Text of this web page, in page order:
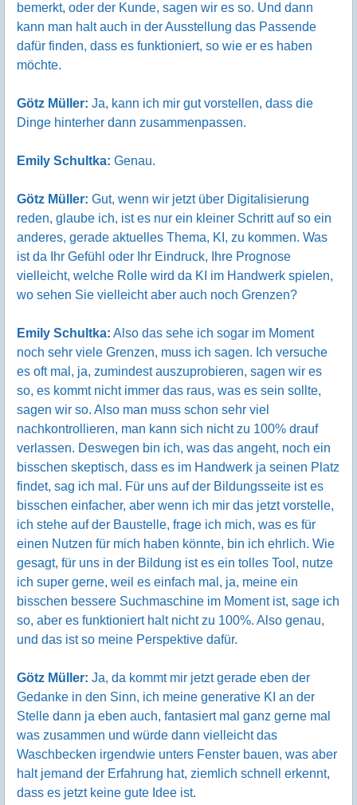
bemerkt, oder der Kunde, sagen wir es so. Und dann
kann man halt auch in der Ausstellung das Passende
dafür finden, dass es funktioniert, so wie er es haben
möchte.
Götz Müller: Ja, kann ich mir gut vorstellen, dass die
Dinge hinterher dann zusammenpassen.
Emily Schultka: Genau.
Götz Müller: Gut, wenn wir jetzt über Digitalisierung
reden, glaube ich, ist es nur ein kleiner Schritt auf so ein
anderes, gerade aktuelles Thema, KI, zu kommen. Was
ist da Ihr Gefühl oder Ihr Eindruck, Ihre Prognose
vielleicht, welche Rolle wird da KI im Handwerk spielen,
wo sehen Sie vielleicht aber auch noch Grenzen?
Emily Schultka: Also das sehe ich sogar im Moment
noch sehr viele Grenzen, muss ich sagen. Ich versuche
es oft mal, ja, zumindest auszuprobieren, sagen wir es
so, es kommt nicht immer das raus, was es sein sollte,
sagen wir so. Also man muss schon sehr viel
nachkontrollieren, man kann sich nicht zu 100% drauf
verlassen. Deswegen bin ich, was das angeht, noch ein
bisschen skeptisch, dass es im Handwerk ja seinen Platz
findet, sag ich mal. Für uns auf der Bildungsseite ist es
bisschen einfacher, aber wenn ich mir das jetzt vorstelle,
ich stehe auf der Baustelle, frage ich mich, was es für
einen Nutzen für mich haben könnte, bin ich ehrlich. Wie
gesagt, für uns in der Bildung ist es ein tolles Tool, nutze
ich super gerne, weil es einfach mal, ja, meine ein
bisschen bessere Suchmaschine im Moment ist, sage ich
so, aber es funktioniert halt nicht zu 100%. Also genau,
und das ist so meine Perspektive dafür.
Götz Müller: Ja, da kommt mir jetzt gerade eben der
Gedanke in den Sinn, ich meine generative KI an der
Stelle dann ja eben auch, fantasiert mal ganz gerne mal
was zusammen und würde dann vielleicht das
Waschbecken irgendwie unters Fenster bauen, was aber
halt jemand der Erfahrung hat, ziemlich schnell erkennt,
dass es jetzt keine gute Idee ist.